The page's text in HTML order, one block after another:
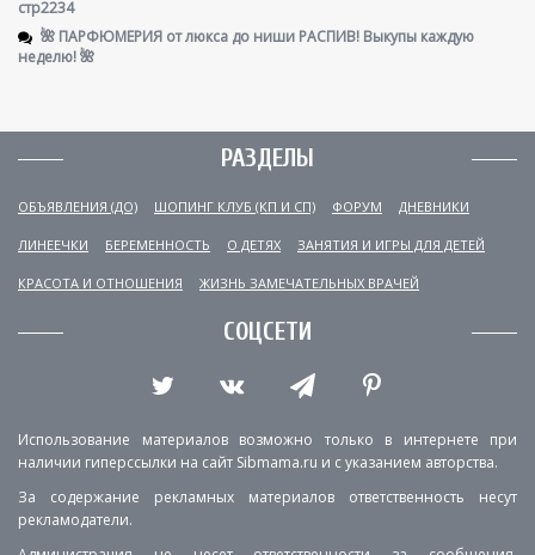
стр2234
🌺 ПАРФЮМЕРИЯ от люкса до ниши РАСПИВ! Выкупы каждую
неделю! 🌺
РАЗДЕЛЫ
ОБЪЯВЛЕНИЯ (ДО) ШОПИНГ КЛУБ (КП И СП) ФОРУМ ДНЕВНИКИ
ЛИНЕЕЧКИ БЕРЕМЕННОСТЬ О ДЕТЯХ ЗАНЯТИЯ И ИГРЫ ДЛЯ ДЕТЕЙ
КРАСОТА И ОТНОШЕНИЯ ЖИЗНЬ ЗАМЕЧАТЕЛЬНЫХ ВРАЧЕЙ
СОЦСЕТИ
Использование материалов возможно только в интернете при
наличии гиперссылки на сайт Sibmama.ru и с указанием авторства.
За содержание рекламных материалов ответственность несут
рекламодатели.